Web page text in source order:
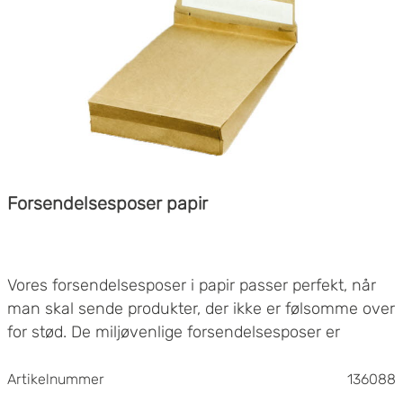
samtykke til at bruge cookies, du kan også administrere
dine cookieindstillinger ved at klike på "Tilpas".
Forsendelsesposer papir
Vores forsendelsesposer i papir passer perfekt, når
man skal sende produkter, der ikke er følsomme over
for stød. De miljøvenlige forsendelsesposer er
er helt genanvendelige. Poserne er helt i papir, og
Artikelnummer 136088